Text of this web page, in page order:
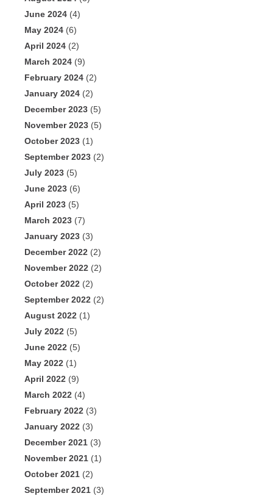
June 2024 (4)
May 2024 (6)
April 2024 (2)
March 2024 (9)
February 2024 (2)
January 2024 (2)
December 2023 (5)
November 2023 (5)
October 2023 (1)
September 2023 (2)
July 2023 (5)
June 2023 (6)
April 2023 (5)
March 2023 (7)
January 2023 (3)
December 2022 (2)
November 2022 (2)
October 2022 (2)
September 2022 (2)
August 2022 (1)
July 2022 (5)
June 2022 (5)
May 2022 (1)
April 2022 (9)
March 2022 (4)
February 2022 (3)
January 2022 (3)
December 2021 (3)
November 2021 (1)
October 2021 (2)
September 2021 (3)